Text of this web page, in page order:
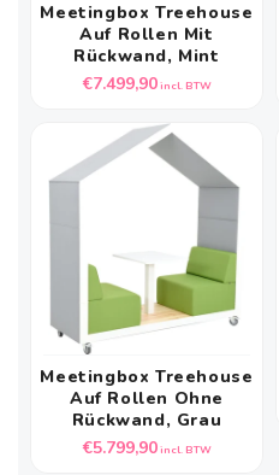
Meetingbox Treehouse
Auf Rollen Mit
Rückwand, Mint
Normale
€7.499,90incl. BTW
Meetingbox Treehouse
Auf Rollen Ohne
Rückwand, Grau
Normale
€5.799,90incl. BTW